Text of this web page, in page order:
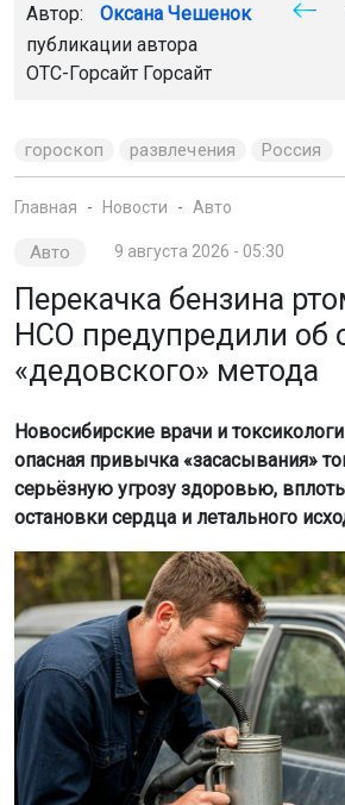
Автор: Оксана Чешенок
публикации автора
ОТС-Горсайт Горсайт
гороскоп развлечения Россия
Главная Новости Авто
Авто 9 августа 2026 - 05:30
Перекачка бензина
НСО предупредили об
«дедовского» метода
Новосибирские врачи и
опасная привычка «засасывания»
серьёзную угрозу здоровью,
остановки сердца и летального